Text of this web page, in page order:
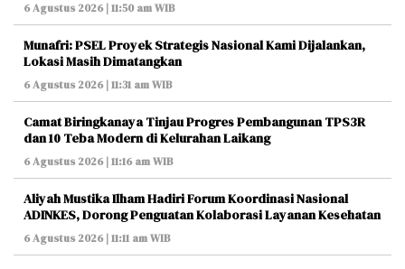
6 Agustus 2026 | 11:50 am WIB
Munafri: PSEL Proyek Strategis Nasional Kami Dijalankan,
Lokasi Masih Dimatangkan
6 Agustus 2026 | 11:31 am WIB
Camat Biringkanaya Tinjau Progres Pembangunan TPS3R
dan 10 Teba Modern di Kelurahan Laikang
6 Agustus 2026 | 11:16 am WIB
Aliyah Mustika Ilham Hadiri Forum Koordinasi Nasional
ADINKES, Dorong Penguatan Kolaborasi Layanan Kesehatan
6 Agustus 2026 | 11:11 am WIB